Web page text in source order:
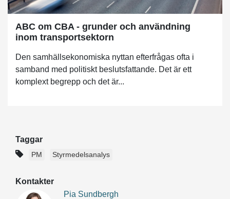
ABC om CBA - grunder och användning
inom transportsektorn
Den samhällsekonomiska nyttan efterfrågas ofta i
samband med politiskt beslutsfattande. Det är ett
komplext begrepp och det är...
Taggar
PM Styrmedelsanalys
Kontakter
Pia Sundbergh